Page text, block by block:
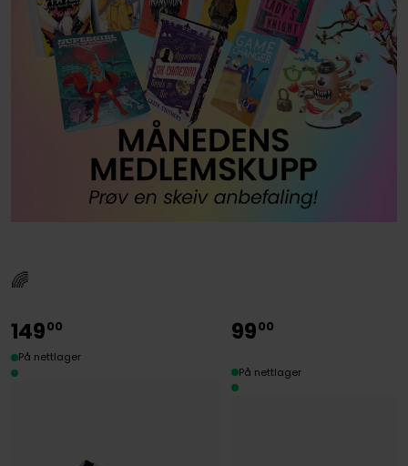
🌈
14900
På nettlager
9900
På nettlager